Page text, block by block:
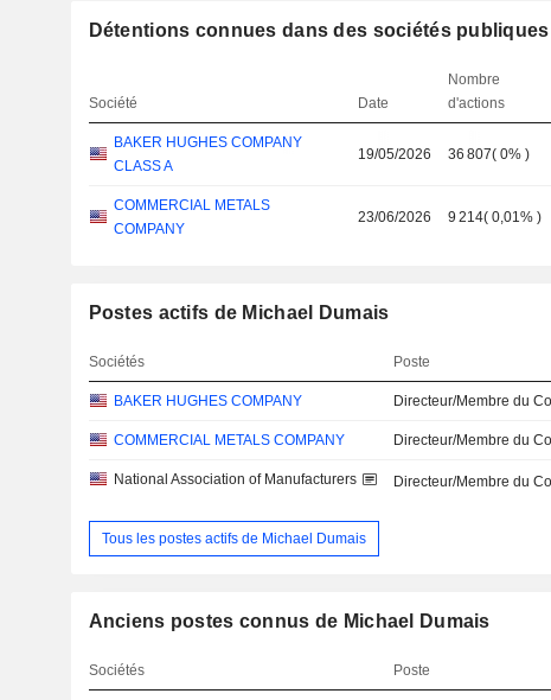
Détentions connues dans des sociétés publiques
Société Date
Nombre
d'actions
BAKER HUGHES COMPANY
CLASS A
19/05/2026 36 807(0% )
COMMERCIAL METALS
COMPANY
23/06/2026 9 214(0,01% )
Postes actifs de Michael Dumais
Sociétés Poste
BAKER HUGHES COMPANY Directeur/Membre du
COMMERCIAL METALS COMPANY Directeur/Membre du
National Association of Manufacturers Directeur/Membre du
Tous les postes actifs de Michael Dumais
Anciens postes connus de Michael Dumais
Sociétés Poste